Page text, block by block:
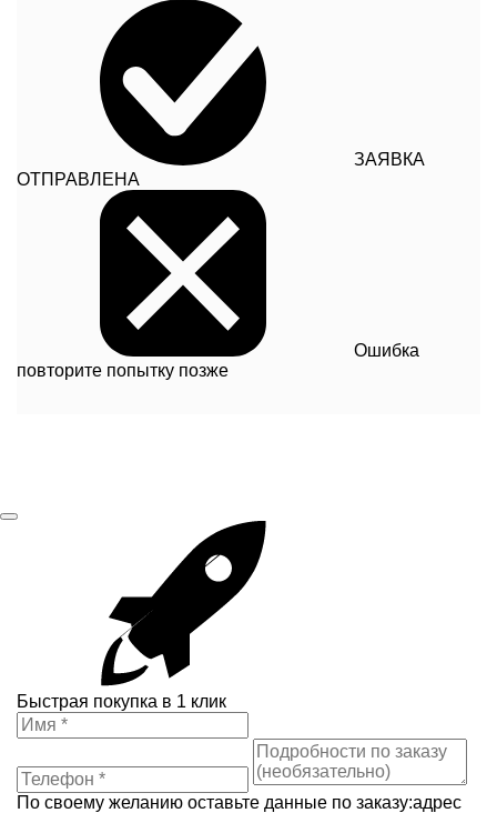
ЗАЯВКА
ОТПРАВЛЕНА
Ошибка
повторите попытку позже
Быстрая покупка в 1 клик
По своему желанию оставьте данные по заказу:адрес